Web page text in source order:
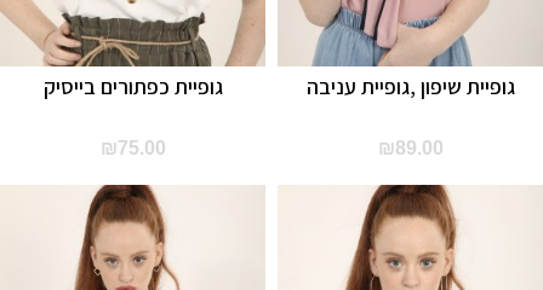
גופיית כפתורים בייסיק
₪75.00
גופיית שיפון ,גופיית עניבה
₪89.00